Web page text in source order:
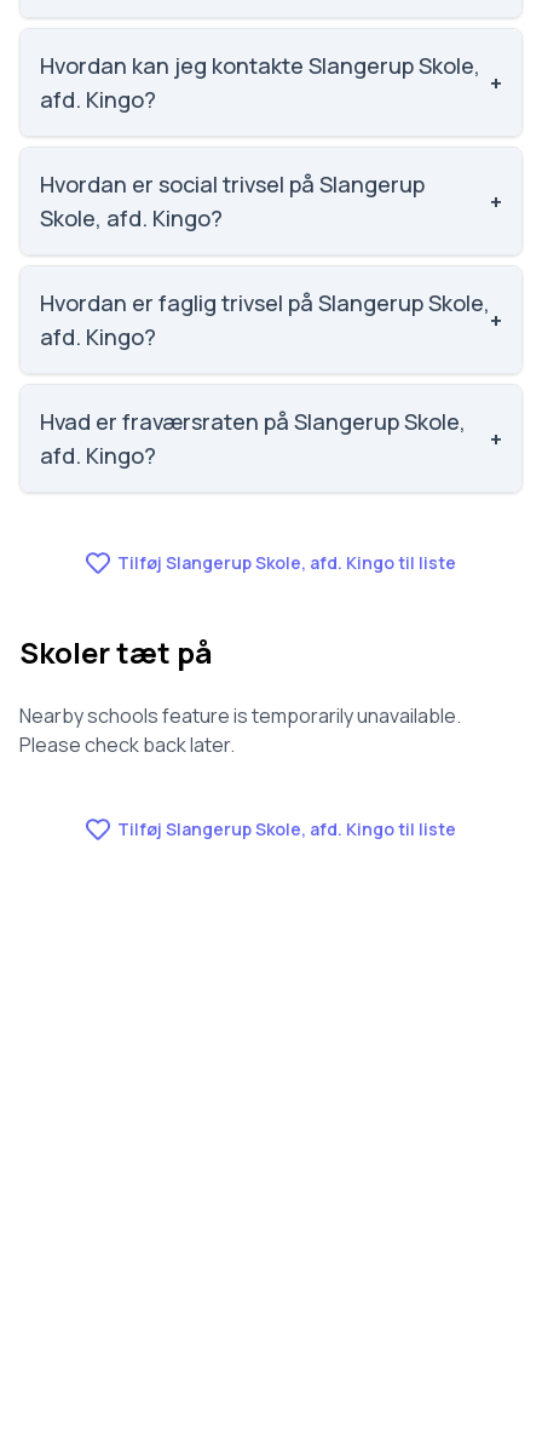
Vi har ikke data om karaktergennemsnittet for
Slangerup Skole, afd. Kingo.
Hvordan kan jeg kontakte Slangerup Skole,
afd. Kingo?
+
Email: slangerupskole@frederikssund.dk. Telefon:
4735 2500. Adresse: Strandstræde 28 A.
Skoleleder: Jens Fenger Nielsen.
Hvordan er social trivsel på Slangerup
Skole, afd. Kingo?
+
Vi har ikke data om social trivsel for Slangerup Skole,
afd. Kingo.
Hvordan er faglig trivsel på Slangerup Skole,
afd. Kingo?
+
Vi har ikke data om faglig trivsel for Slangerup Skole,
afd. Kingo.
Hvad er fraværsraten på Slangerup Skole,
afd. Kingo?
+
Tilføj Slangerup Skole, afd. Kingo til liste
Skoler tæt på
Nearby schools feature is temporarily unavailable.
Please check back later.
Tilføj Slangerup Skole, afd. Kingo til liste